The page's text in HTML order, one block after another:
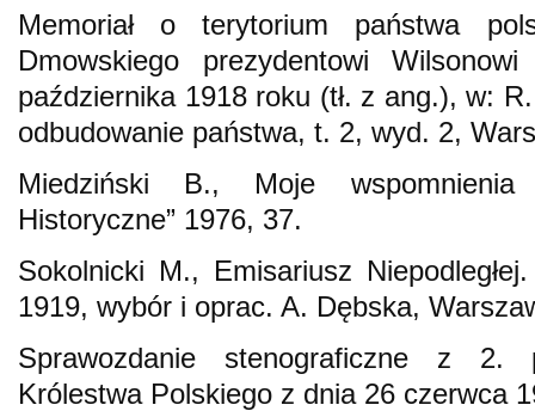
Memoriał o terytorium państwa
Dmowskiego prezydentowi
października 1918 roku (tł. z ang.), w:
odbudowanie państwa, t. 2, wyd. 2,
Miedziński B., Moje wspomnienia
Historyczne” 1976, 37.
Sokolnicki M., Emisariusz
1919, wybór i oprac. A. Dębska,
Sprawozdanie stenograficzne z 2.
Królestwa Polskiego z dnia 26 czerwca